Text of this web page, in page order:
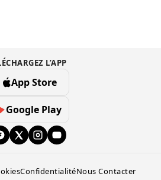
L’APP
App Store
Google Play
ConfidentialitéNous Contacter